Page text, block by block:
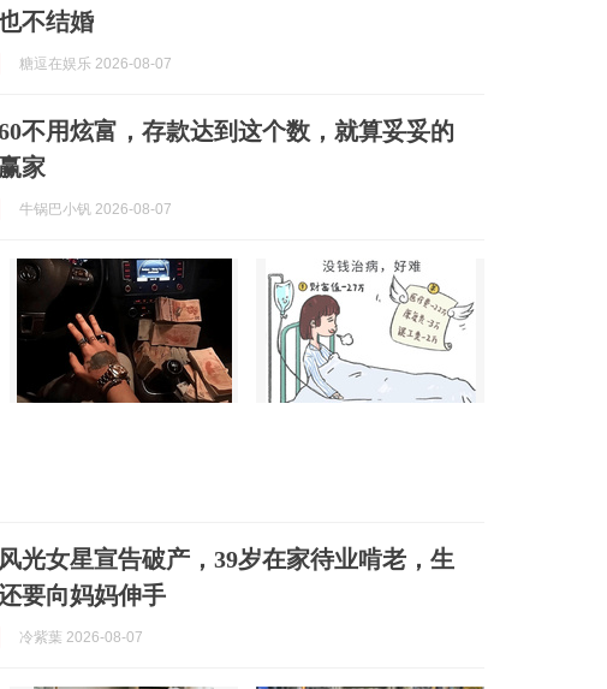
不结婚
糖逗在娱乐 2026-08-07
不用炫富，存款达到这个数，就算妥妥的
家
牛锅巴小钒 2026-08-07
光女星宣告破产，39岁在家待业啃老，生
要向妈妈伸手
冷紫葉 2026-08-07